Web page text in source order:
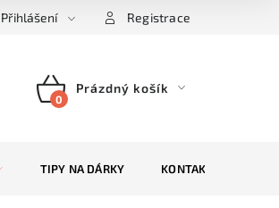
Přihlášení Registrace
NÁKUPNÍ
Prázdný košík
TIPY NA DÁRKY KONTAKTY